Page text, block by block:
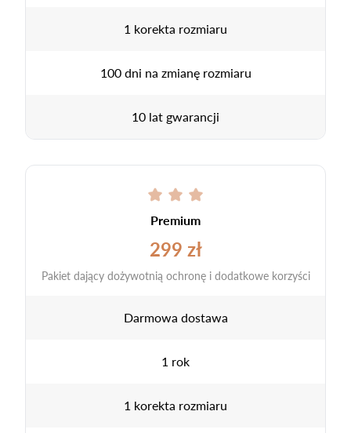
1 korekta rozmiaru
100 dni na zmianę rozmiaru
10 lat gwarancji
Premium
299 zł
Pakiet dający dożywotnią ochronę i dodatkowe korzyści
Darmowa dostawa
1 rok
1 korekta rozmiaru